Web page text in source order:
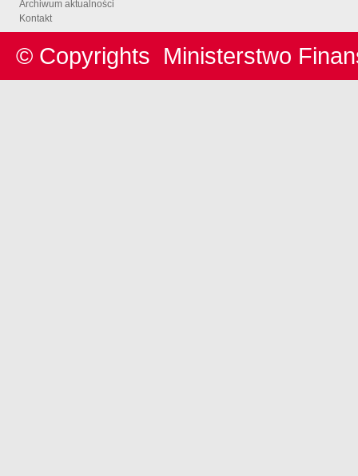
Archiwum aktualności
Kontakt
© Copyrights Ministerstwo